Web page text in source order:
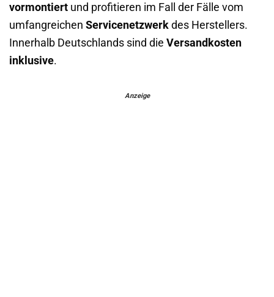
vormontiert und profitieren im Fall der Fälle vom
umfangreichen Servicenetzwerk des Herstellers.
Innerhalb Deutschlands sind die Versandkosten
inklusive.
Anzeige